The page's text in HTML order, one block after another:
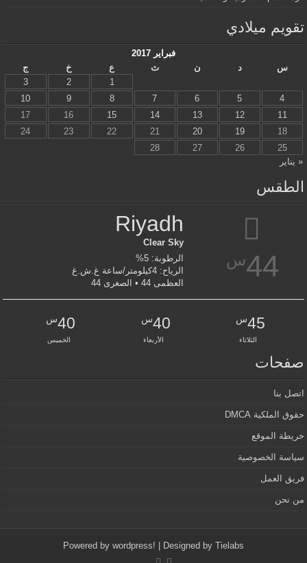
تقويم ميلادي
فبراير 2017
س
د ن ث ع خ ج
« يناير
1
2
3
4
5
6
7
8
9
10
11
12
13
14
15
16
17
18
19
20
21
22
23
24
25
26
27
28
الطقس
44س
Riyadh
Clear Sky
الرطوبة: 5%
الرياح: 4كيلومتر/ساعة غ.ش.غ
العظمى 44 • الصغرى 44
45س
الثلاثاء
40س
الأربعاء
40س
الخميس
صفحات
اتصل بنا
حقوق الملكية DMCA
خريطة الموقع
سياسة الخصوصية
فريق العمل
من نحن
Powered bywordpress! | Designed byTielabs